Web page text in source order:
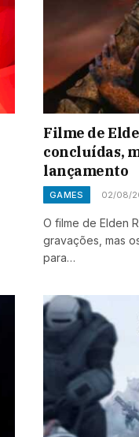
Filme de
concluídas,
lançamento
GAMES 02/08/
O filme de Elden
gravações, mas
para…